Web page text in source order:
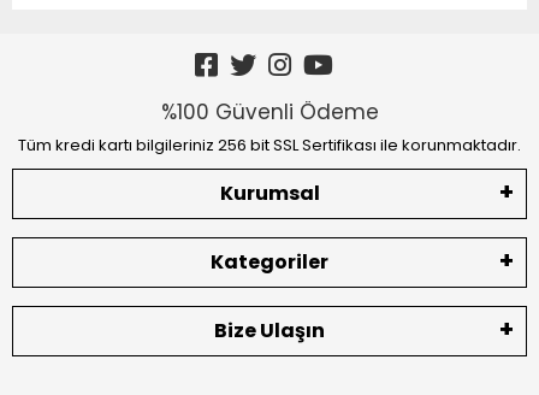
%100 Güvenli Ödeme
Tüm kredi kartı bilgileriniz 256 bit SSL Sertifikası ile korunmaktadır.
Kurumsal
Kategoriler
Bize Ulaşın